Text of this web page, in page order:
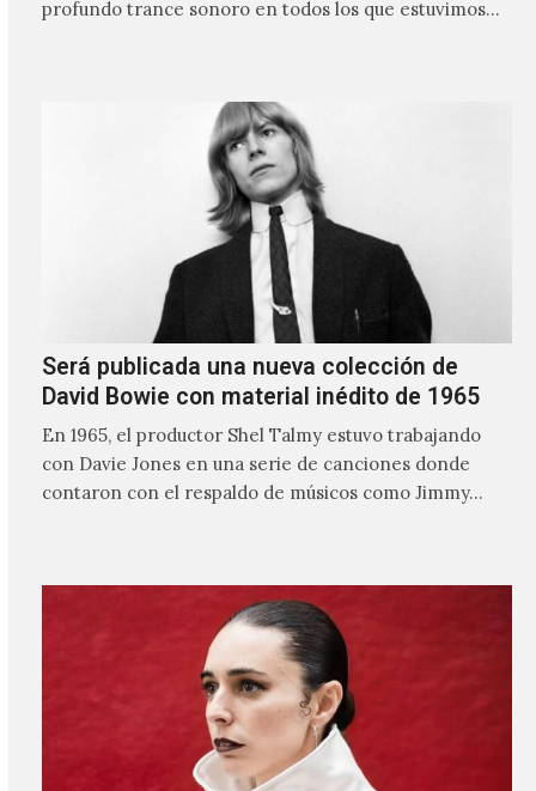
profundo trance sonoro en todos los que estuvimos
Será publicada una nueva colección de
David Bowie con material inédito de 1965
En 1965, el productor Shel Talmy estuvo trabajando
con Davie Jones en una serie de canciones donde
contaron con el respaldo de músicos como Jimmy…